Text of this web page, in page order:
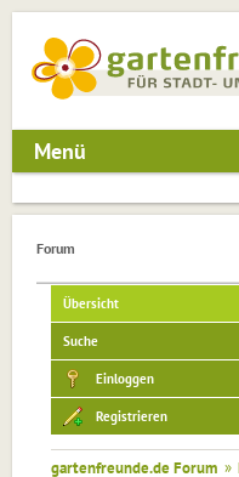
Menü
Forum
Übersicht
Suche
Einloggen
Registrieren
gartenfreunde.de Forum »